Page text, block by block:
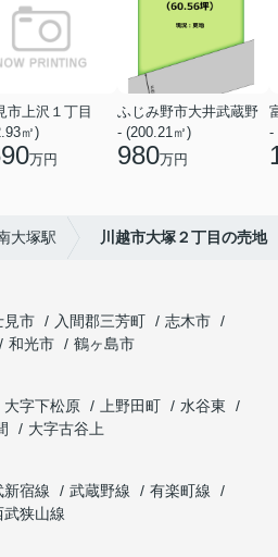
市上沢１丁目
㎡)
万円
ふじみ野市大井武蔵野
- (200.21㎡)
980万円
-
大塚駅 川越市大塚２丁目の売地
見市 入間郡三芳町
志木市
和光市
鶴ヶ島市
大字下松原 上野田町
水谷東
大字古谷上
新宿線 武蔵野線
有楽町線
武狭山線